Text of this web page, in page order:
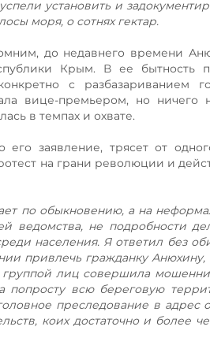
установить и
моря, о сотнях гектар.
до недавнего времени
Крым. В ее бытность
с разбазариванием
вице-премьером, но ничего
в темпах и охвате.
заявление, трясет от
на грани революции и
по обыкновению, а на
ведомства, не подробности
населения. Я ответил без
привлечь гражданку Анюхину,
лиц совершила
попросту всю береговую
преследование в адрес
коих достаточно и более